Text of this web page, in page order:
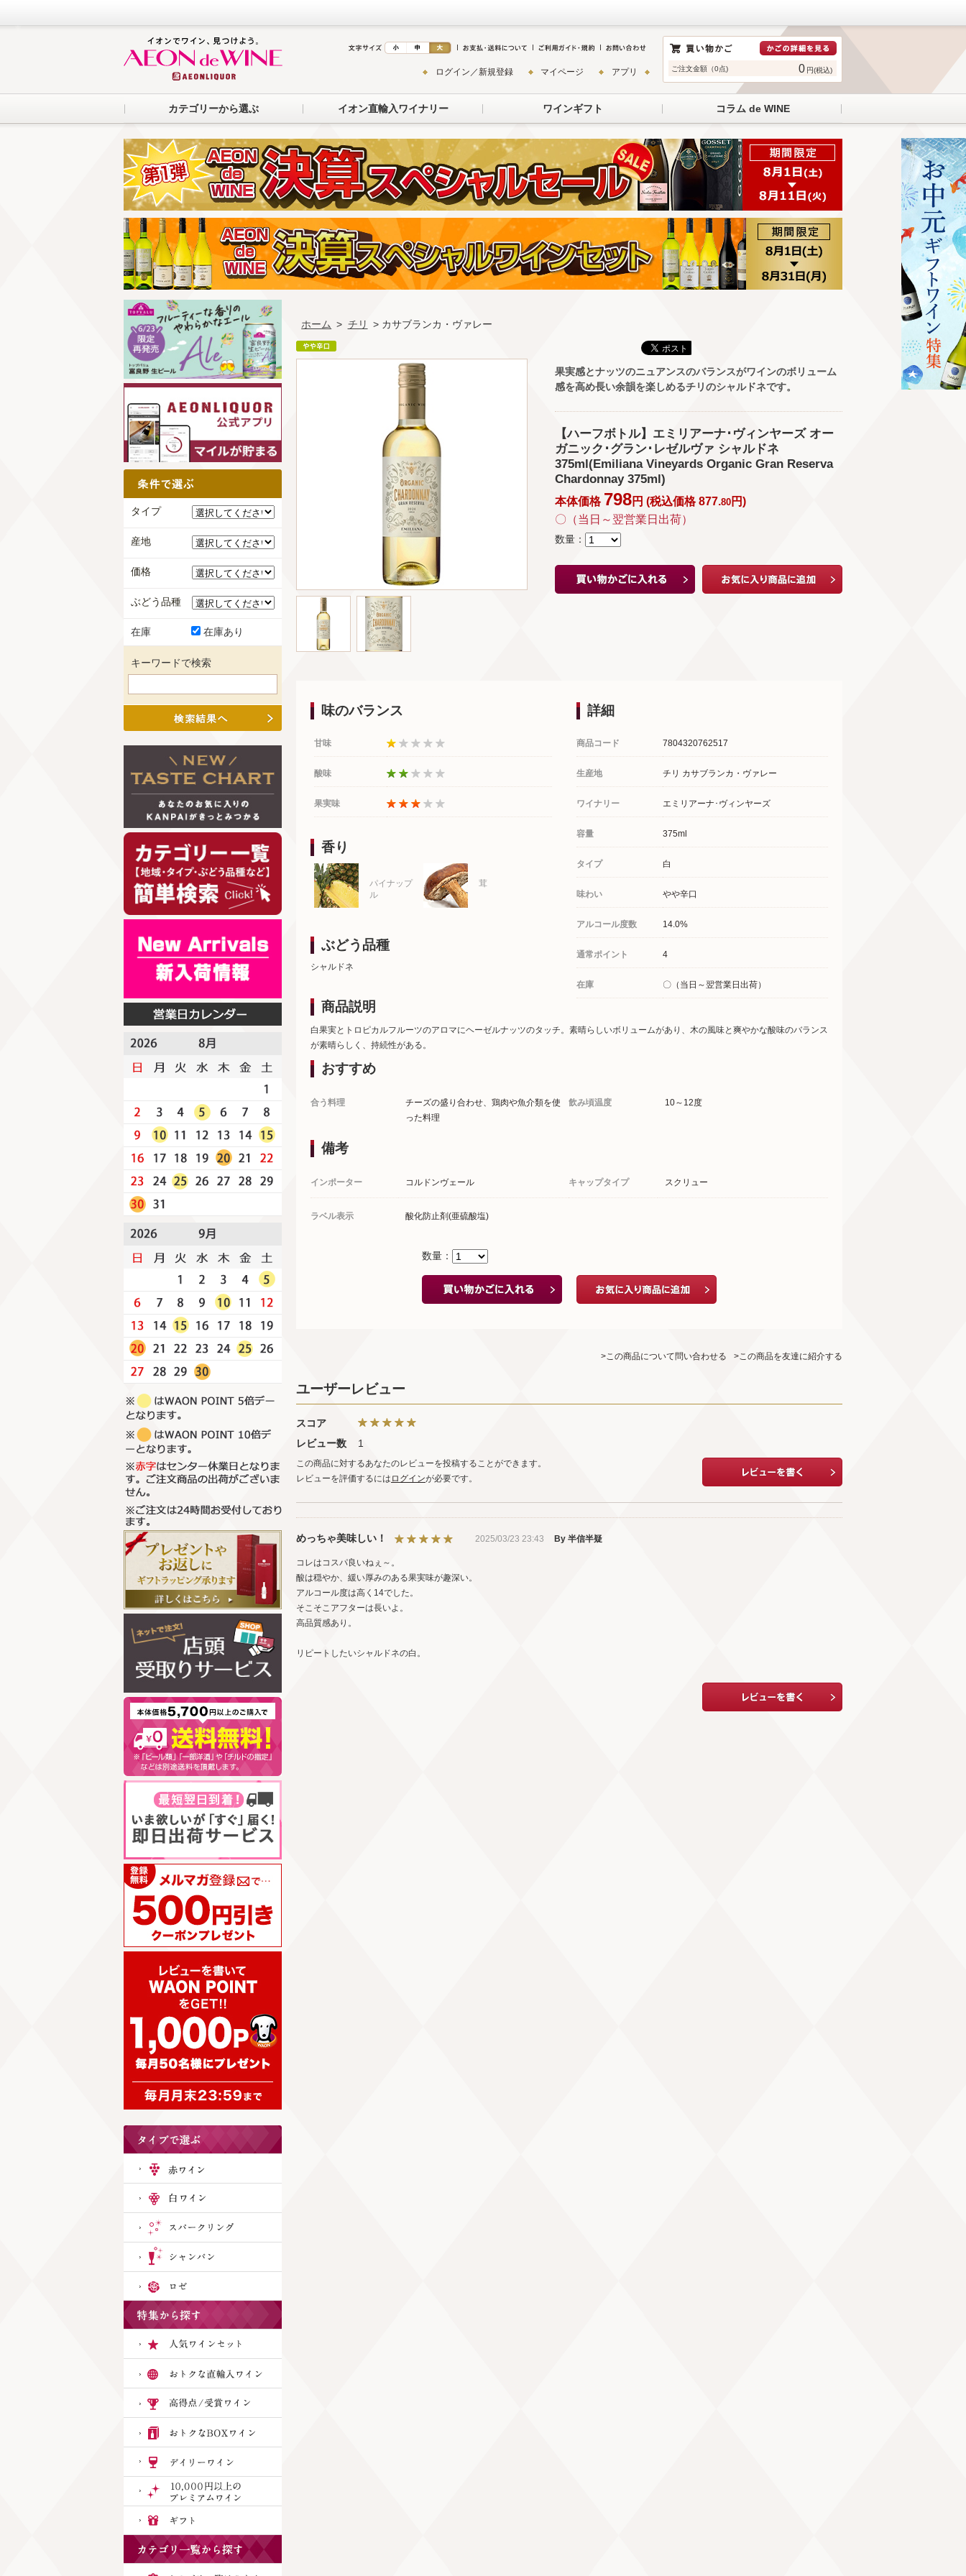
ご注文金額（0点) 0 円(税込)
ログイン／新規登録 マイページ アプリ
カテゴリーから選ぶ イオン直輸入ワイナリー ワインギフト コラム de WINE
ホーム > チリ > カサブランカ・ヴァレー
果実感とナッツのニュアンスのバランスがワインのボリューム
感を高め長い余韻を楽しめるチリのシャルドネです。
【ハーフボトル】エミリアーナ･ヴィンヤーズ オー
ガニック･グラン･レゼルヴァ シャルドネ
375ml(Emiliana Vineyards Organic Gran Reserva
Chardonnay 375ml)
本体価格 798円 (税込価格877.80 円)
〇（当日～翌営業日出荷）
数量：
詳細
商品コード 7804320762517
生産地 チリ カサブランカ・ヴァレー
ワイナリー エミリアーナ･ヴィンヤーズ
容量 375ml
タイプ 白
味わい やや辛口
アルコール度数 14.0%
通常ポイント 4
在庫 〇（当日～翌営業日出荷）
味のバランス
甘味
酸味
果実味
香り
パイナップ
ル
茸
ぶどう品種
シャルドネ
商品説明
白果実とトロピカルフルーツのアロマにヘーゼルナッツのタッチ。素晴らしいボリュームがあり、木の風味と爽やかな酸味のバランス
が素晴らしく、持続性がある。
おすすめ
合う料理
チーズの盛り合わせ、鶏肉や魚介類を使
った料理
飲み頃温度 10～12度
備考
インポーター コルドンヴェール キャップタイプ スクリュー
ラベル表示 酸化防止剤(亜硫酸塩)
数量：
>この商品について問い合わせる >この商品を友達に紹介する
ユーザーレビュー
スコア
レビュー数
1
この商品に対するあなたのレビューを投稿することができます。
レビューを評価するには ログインが必要です。
めっちゃ美味しい！ 2025/03/23 23:43 By 半信半疑
コレはコスパ良いねぇ～。
酸は穏やか、緩い厚みのある果実味が趣深い。
アルコール度は高く14でした。
そこそこアフターは長いよ。
高品質感あり。
リピートしたいシャルドネの白。
タイプ
産地
価格
ぶどう品種
在庫 在庫あり
キーワードで検索